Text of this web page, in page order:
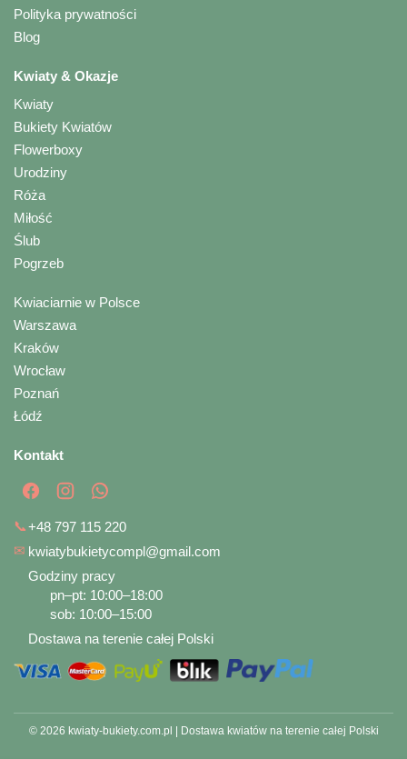
Polityka prywatności
Blog
Kwiaty & Okazje
Kwiaty
Bukiety Kwiatów
Flowerboxy
Urodziny
Róża
Miłość
Ślub
Pogrzeb
Kwiaciarnie w Polsce
Warszawa
Kraków
Wrocław
Poznań
Łódź
Kontakt
📞+48 797 115 220
✉ kwiatybukietycompl@gmail.com
Godziny pracy
pn–pt: 10:00–18:00
sob: 10:00–15:00
Dostawa na terenie całej Polski
© 2026 kwiaty-bukiety.com.pl | Dostawa kwiatów na terenie całej Polski